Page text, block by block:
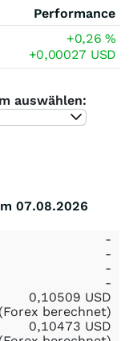
Performance
+0,26%
+0,00027 USD
auswählen:
07.08.2026
-
-
-
-
0,10509 USD
(Forex berechnet)
0,10473 USD